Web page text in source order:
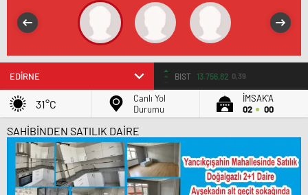
BIST 13.756,82 0,39
31°C
Canlı Yol
Durumu
İMSAK'A
02
00
SAHİBİNDEN SATILIK DAİRE